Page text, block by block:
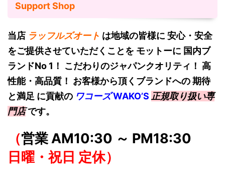
Support Shop
当店 ラッフルズオート は地域の皆様に 安心・安全
をご提供させていただくことを モットーに 国内ブ
ランドNo 1！ こだわりのジャパンクオリティ！ 高
性能・高品質！ お客様から頂くブランドへの 期待
と満足 に貢献の ワコーズWAKO’S 正規取り扱い専
門店です。
（営業 AM10:30 ～ PM18:30
日曜・祝日 定休）